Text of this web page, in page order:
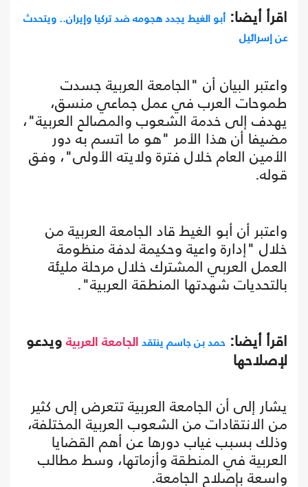
اقرأ أيضا: أبو الغيط يجدد هجومه ضد تركيا وإيران.. ويتحدث
عن إسرائيل
واعتبر البيان أن "الجامعة العربية جسدت
طموحات العرب في عمل جماعي منسق،
يهدف إلى خدمة الشعوب والمصالح العربية"،
مضيفا أن هذا الأمر "هو ما اتسم به دور
الأمين العام خلال فترة ولايته الأولى"، وفق
قوله.
واعتبر أن أبو الغيط قاد الجامعة العربية من
خلال "إدارة واعية وحكيمة لدفة منظومة
العمل العربي المشترك خلال مرحلة مليئة
بالتحديات شهدتها المنطقة العربية".
اقرأ أيضا: حمد بن جاسم ينتقد الجامعة العربية ويدعو
لإصلاحها
يشار إلى أن الجامعة العربية تتعرض إلى كثير
من الانتقادات من الشعوب العربية المختلفة،
وذلك بسبب غياب دورها عن أهم القضايا
العربية في المنطقة وأزماتها، وسط مطالب
واسعة بإصلاح الجامعة.